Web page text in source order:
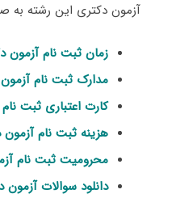
آزمون دکتری این رشته به
زمان ثبت نام آزمون
مدارک ثبت نام
کارت اعتباری ثبت
هزینه ثبت نام آزمون
محرومیت ثبت نام
دانلود سوالات آزمون